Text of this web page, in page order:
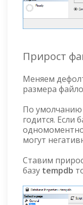
Прирост
Меняем
размера
По умолчанию
годится. Если
могут
Ставим
базу tempdb